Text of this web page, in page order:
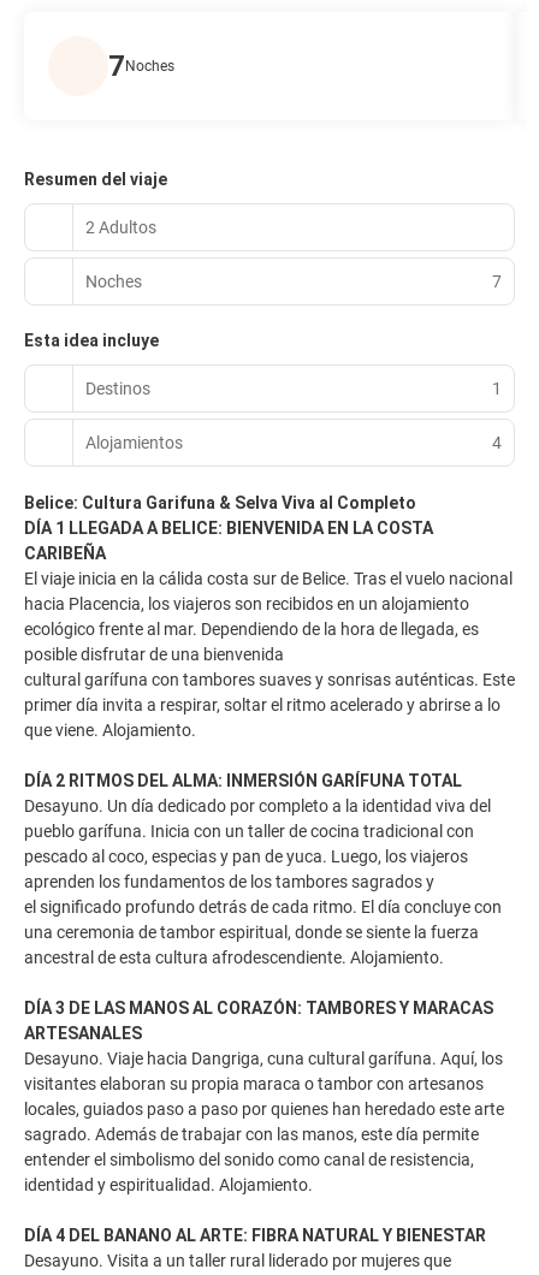
7 Noches
Resumen del viaje
2 Adultos
Noches 7
Esta idea incluye
Destinos 1
Alojamientos 4
Belice: Cultura Garifuna & Selva Viva al Completo
DÍA 1 LLEGADA A BELICE: BIENVENIDA EN LA COSTA
CARIBEÑA
El viaje inicia en la cálida costa sur de Belice. Tras el vuelo nacional
hacia Placencia, los viajeros son recibidos en un alojamiento
ecológico frente al mar. Dependiendo de la hora de llegada, es
posible disfrutar de una bienvenida
cultural garífuna con tambores suaves y sonrisas auténticas. Este
primer día invita a respirar, soltar el ritmo acelerado y abrirse a lo
que viene. Alojamiento.
DÍA 2 RITMOS DEL ALMA: INMERSIÓN GARÍFUNA TOTAL
Desayuno. Un día dedicado por completo a la identidad viva del
pueblo garífuna. Inicia con un taller de cocina tradicional con
pescado al coco, especias y pan de yuca. Luego, los viajeros
aprenden los fundamentos de los tambores sagrados y
el significado profundo detrás de cada ritmo. El día concluye con
una ceremonia de tambor espiritual, donde se siente la fuerza
ancestral de esta cultura afrodescendiente. Alojamiento.
DÍA 3 DE LAS MANOS AL CORAZÓN: TAMBORES Y MARACAS
ARTESANALES
Desayuno. Viaje hacia Dangriga, cuna cultural garífuna. Aquí, los
visitantes elaboran su propia maraca o tambor con artesanos
locales, guiados paso a paso por quienes han heredado este arte
sagrado. Además de trabajar con las manos, este día permite
entender el simbolismo del sonido como canal de resistencia,
identidad y espiritualidad. Alojamiento.
DÍA 4 DEL BANANO AL ARTE: FIBRA NATURAL Y BIENESTAR
Desayuno. Visita a un taller rural liderado por mujeres que